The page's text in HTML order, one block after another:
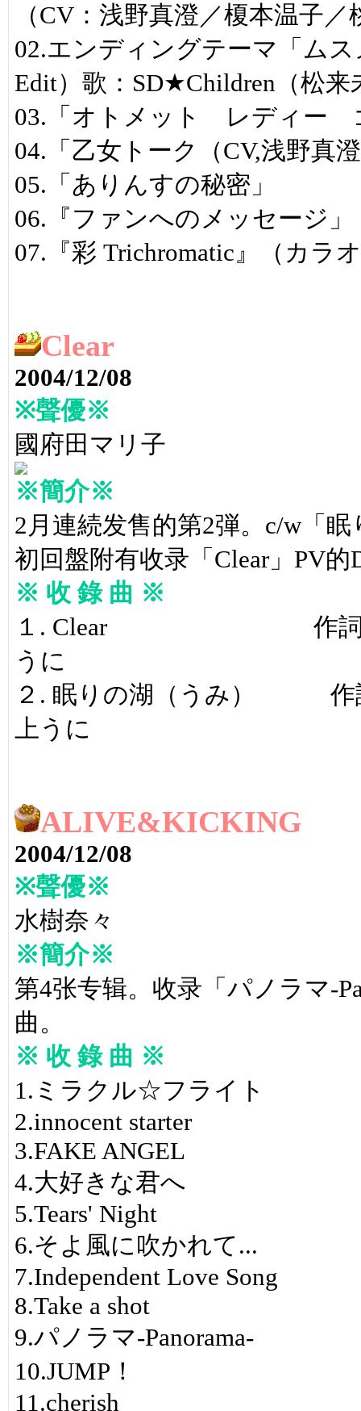
（CV：浅野真澄／榎本温子
02.エンディングテーマ「ム
Edit）歌：SD★Children（松来
03.「オトメット レディー
04.「乙女トーク（CV,浅野真
05.「ありんすの秘密」
06.『ファンへのメッセージ」
07.『彩 Trichromatic』（カラ
Clear
2004/12/08
※聲優※
國府田マリ子
※簡介※
2月連続发售的第2弾。c/w「眠
初回盤附有收录「Clear」PV的
※ 收 錄 曲 ※
１. Clear 作詞：國府
うに
２. 眠りの湖（うみ） 作
上うに
ALIVE&KICKING
2004/12/08
※聲優※
水樹奈々
※簡介※
第4张专辑。收录「パノラマ-
曲。
※ 收 錄 曲 ※
1.ミラクル☆フライト
2.innocent starter
3.FAKE ANGEL
4.大好きな君へ
5.Tears' Night
6.そよ風に吹かれて...
7.Independent Love Song
8.Take a shot
9.パノラマ-Panorama-
10.JUMP！
11.cherish